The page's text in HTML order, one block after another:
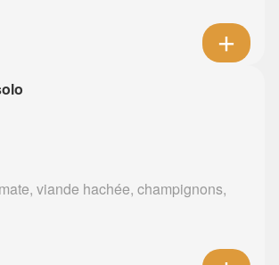
viande hachée, champignons,